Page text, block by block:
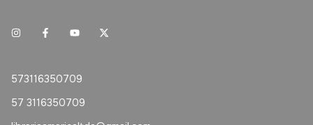
573116350709
57 3116350709